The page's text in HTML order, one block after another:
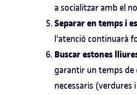
a socialitzar amb el
Separar en temps i
l'atenció continuarà
Buscar estones
garantir un temps
necessaris (verdures